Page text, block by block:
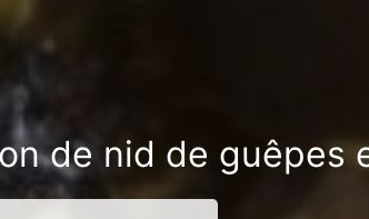
de nid de guêpes